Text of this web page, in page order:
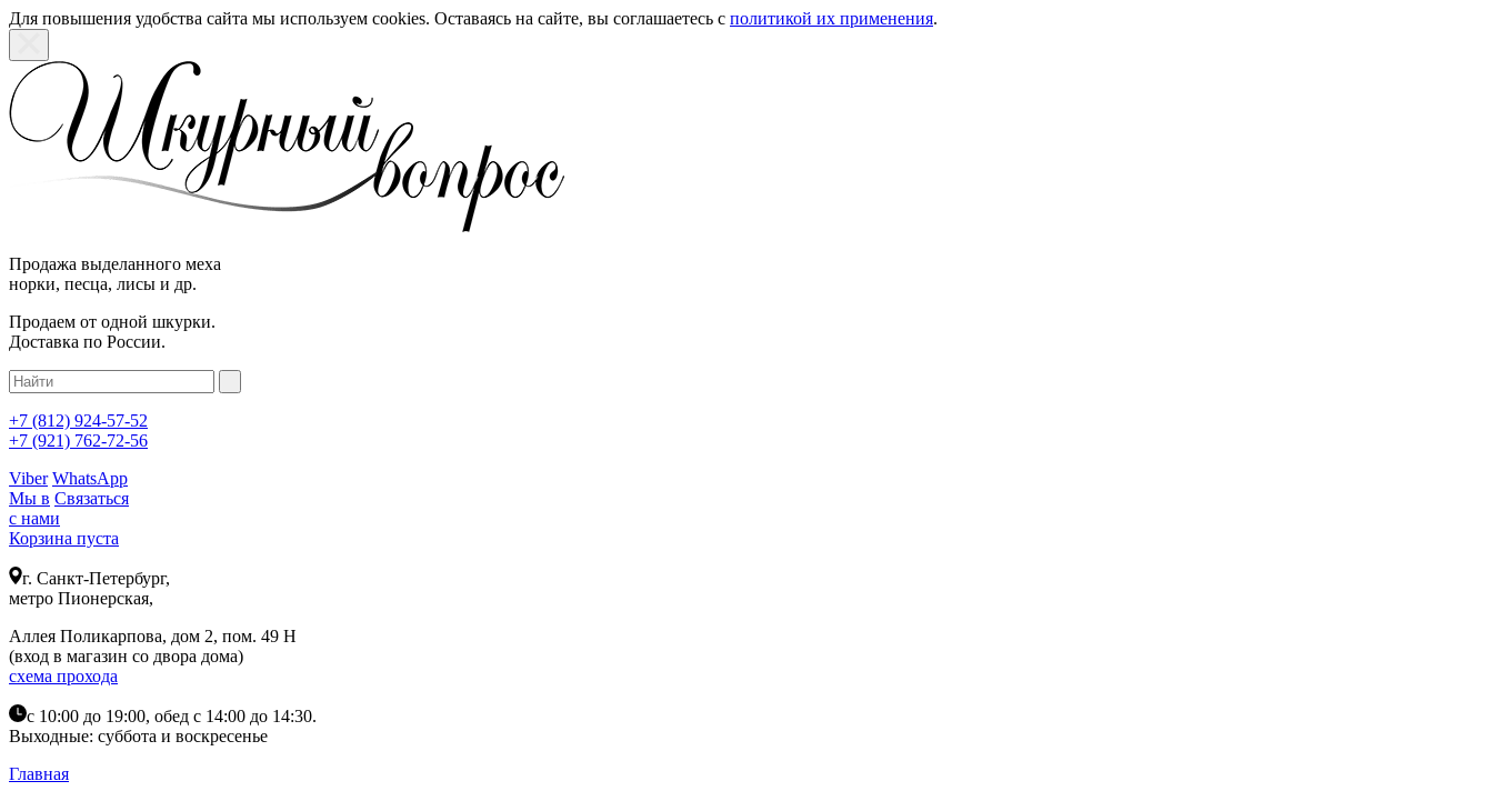
Для повышения удобства сайта мы используем cookies. Оставаясь на сайте, вы соглашаетесь с политикой их применения.
Продажа выделанного меха
норки, песца, лисы и др.
Продаем от одной шкурки.
Доставка по России.
+7 (812) 924-57-52
+7 (921) 762-72-56
Viber WhatsApp
Мы в Связаться
с нами
Корзина пуста
г. Санкт-Петербург,
метро Пионерская,
Аллея Поликарпова, дом 2, пом. 49 Н
(вход в магазин со двора дома)
схема прохода
с 10:00 до 19:00, обед с 14:00 до 14:30.
Выходные: суббота и воскресенье
Главная